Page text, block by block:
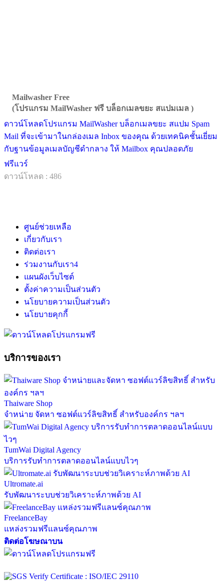
Mailwasher Free
(โปรแกรม MailWasher ฟรี บล็อกเมลขยะ สแปมเมล )
ดาวน์โหลดโปรแกรม MailWasher บล็อกเมลขยะ สแปม Spam
Mail ที่จะเข้ามาในกล่องเมล Inbox ของคุณ ด้วยเทคนิคชั้นเยี่ยม
กับฐานข้อมูลเมลบัญชีดำกลาง ให้ Mailbox คุณปลอดภัย
ฟรีแวร์
ดาวน์โหลด : 486
ศูนย์ช่วยเหลือ
เกี่ยวกับเรา
ติดต่อเรา
ร่วมงานกับเรา4
แผนผังเว็บไซต์
ตั้งค่าความเป็นส่วนตัว
นโยบายความเป็นส่วนตัว
นโยบายคุกกี้
บริการของเรา
Thaiware Shop
จำหน่าย จัดหา ซอฟต์แวร์ลิขสิทธิ์ สำหรับองค์กร ฯลฯ
TumWai Digital Agency
บริการรับทำการตลาดออนไลน์แบบไวๆ
Ultromate.ai
รับพัฒนาระบบช่วยวิเคราะห์ภาพด้วย AI
FreelanceBay
แหล่งรวมฟรีแลนซ์คุณภาพ
ติดต่อโฆษณาบน